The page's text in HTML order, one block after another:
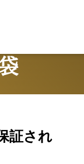
証され